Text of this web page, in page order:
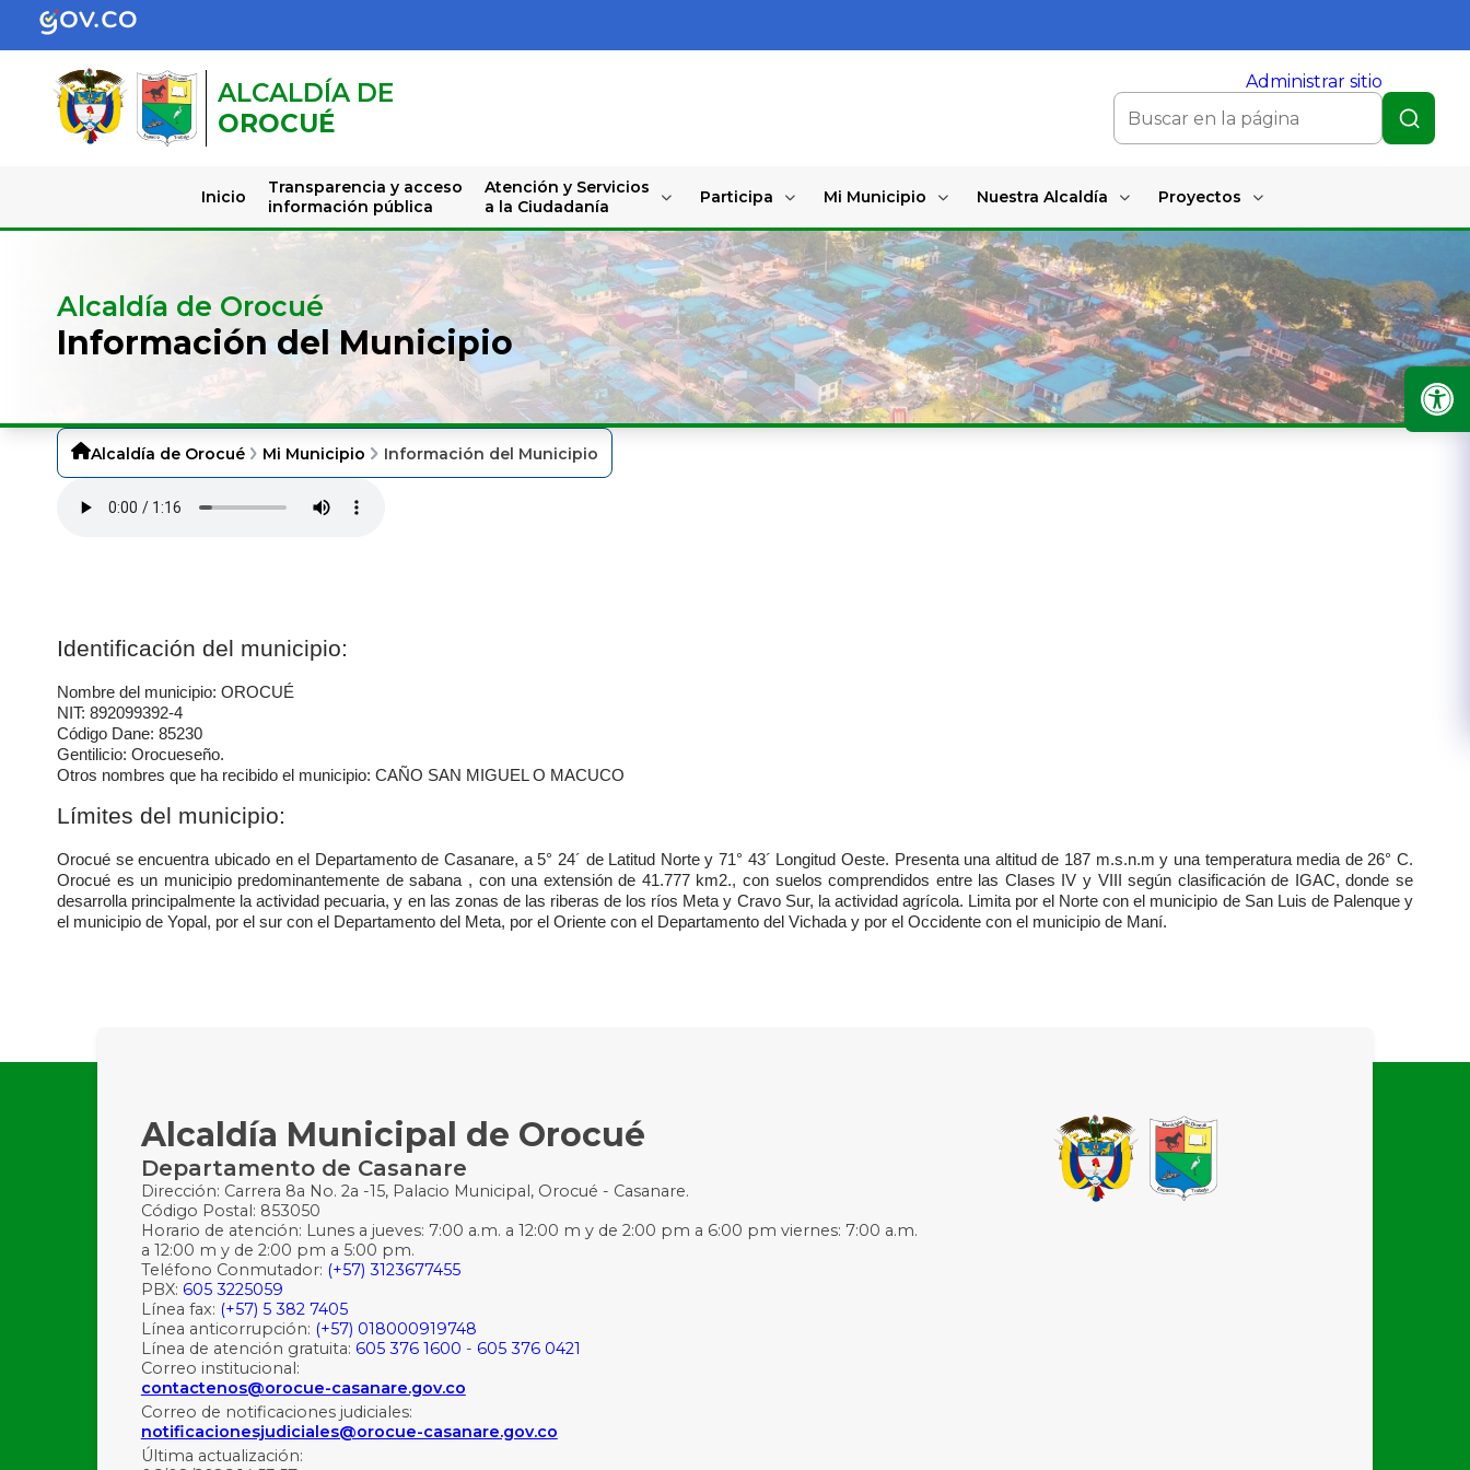
ALCALDÍA DE
OROCUÉ
Administrar sitio
Inicio
Transparencia y acceso
información pública
Atención y Servicios
a la Ciudadanía
Participa Mi Municipio Nuestra Alcaldía Proyectos
Alcaldía de Orocué
Información del Municipio
Alcaldía de Orocué Mi Municipio Información del Municipio
Identificación del municipio:
Nombre del municipio: OROCUÉ
NIT: 892099392-4
Código Dane: 85230
Gentilicio: Orocueseño.​
Otros nombres que ha recibido el municipio: CAÑO SAN MIGUEL O MACUCO
Límites del municipio:
Orocué se encuentra ubicado en el Departamento de Casanare, a 5° 24´ de Latitud Norte y 71° 43´ Longitud Oeste. Presenta una altitud de 187 m.s.n.m y una temperatura media de 26° C.
Orocué es un municipio predominantemente de sabana , con una extensión de 41.777 km2., con suelos comprendidos entre las Clases IV y VIII según clasificación de IGAC, donde se
desarrolla principalmente la actividad pecuaria, y en las zonas de las riberas de los ríos Meta y Cravo Sur, la actividad agrícola. Limita por el Norte con el municipio de San Luis de Palenque y
el municipio de Yopal, por el sur con el Departamento del Meta, por el Oriente con el Departamento del Vichada y por el Occidente con el municipio de Maní.
Alcaldía Municipal de Orocué
Departamento de Casanare
Dirección: Carrera 8a No. 2a -15, Palacio Municipal, Orocué - Casanare.
Código Postal: 853050
Horario de atención: Lunes a jueves: 7:00 a.m. a 12:00 m y de 2:00 pm a 6:00 pm viernes: 7:00 a.m.
a 12:00 m y de 2:00 pm a 5:00 pm.
Teléfono Conmutador: (+57) 3123677455
PBX: 605 3225059
Línea fax: (+57) 5 382 7405
Línea anticorrupción: (+57) 018000919748
Línea de atención gratuita: 605 376 1600 - 605 376 0421
Correo institucional:
contactenos@orocue-casanare.gov.co
Correo de notificaciones judiciales:
notificacionesjudiciales@orocue-casanare.gov.co
Última actualización: